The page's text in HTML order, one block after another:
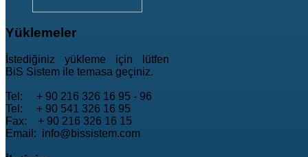
Yüklemeler
İstediğiniz yükleme için lütfen
BiS Sistem ile temasa geçiniz.
Tel: + 90 216 326 16 95 - 96
Tel: + 90 541 326 16 95
Fax: + 90 216 326 16 15
Email: info@bissistem.com